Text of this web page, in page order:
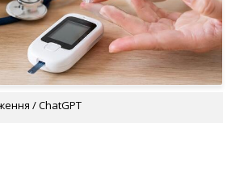
/ ChatGPT